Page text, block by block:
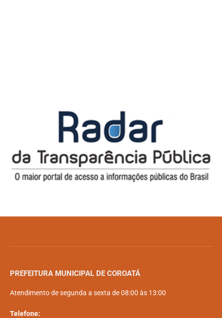
PREFEITURA MUNICIPAL DE COROATÁ
Atendimento de segunda a sexta de 08:00 às 13:00
Telefone: